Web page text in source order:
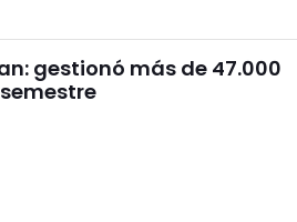
gestionó más de 47.000